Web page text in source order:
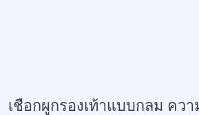
เชือกผูกรองเท้าแบบกลม คว